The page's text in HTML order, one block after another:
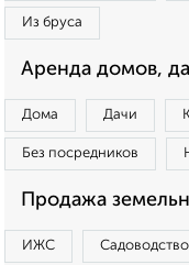
Из бруса
Аренда домов,
Дома Дачи
Без посредников
Продажа
ИЖС Садоводство